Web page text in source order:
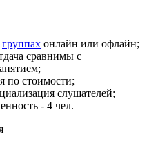
группах онлайн или офлайн;
сравнимы с
по стоимости;
слушателей;
- 4 чел.